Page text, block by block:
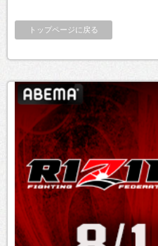
トップページに戻る